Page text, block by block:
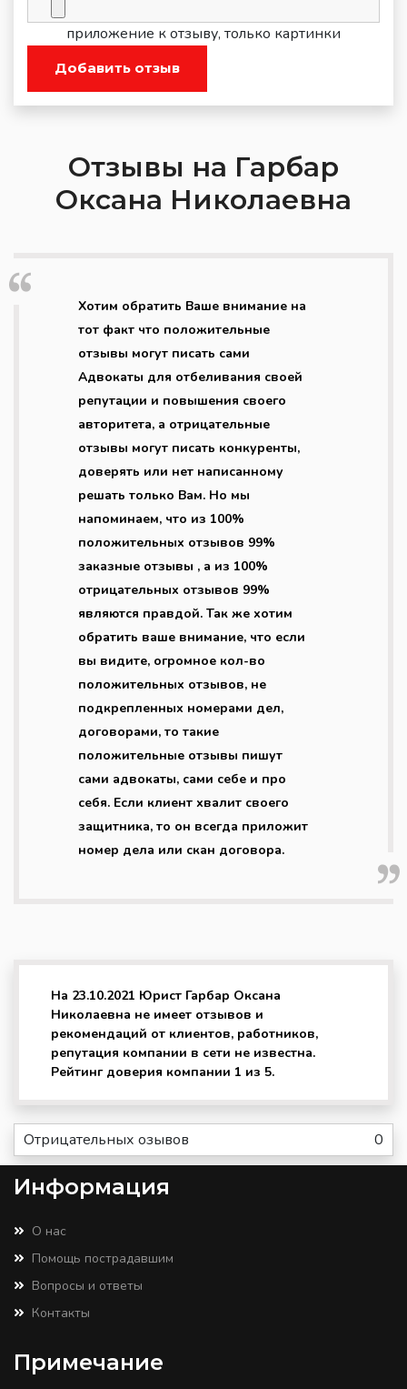
приложение к отзыву, только картинки
Добавить отзыв
Отзывы на Гарбар
Оксана Николаевна
Хотим обратить Ваше внимание на
тот факт что положительные
отзывы могут писать сами
Адвокаты для отбеливания своей
репутации и повышения своего
авторитета, а отрицательные
отзывы могут писать конкуренты,
доверять или нет написанному
решать только Вам. Но мы
напоминаем, что из 100%
положительных отзывов 99%
заказные отзывы , а из 100%
отрицательных отзывов 99%
являются правдой. Так же хотим
обратить ваше внимание, что если
вы видите, огромное кол-во
положительных отзывов, не
подкрепленных номерами дел,
договорами, то такие
положительные отзывы пишут
сами адвокаты, сами себе и про
себя. Если клиент хвалит своего
защитника, то он всегда приложит
номер дела или скан договора.
На 23.10.2021 Юрист Гарбар Оксана
Николаевна не имеет отзывов и
рекомендаций от клиентов, работников,
репутация компании в сети не известна.
Рейтинг доверия компании 1 из 5.
Отрицательных озывов 0
Информация
О нас
Помощь пострадавшим
Вопросы и ответы
Контакты
Примечание